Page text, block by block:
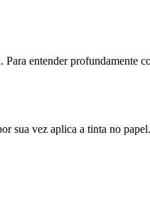
entender profundamente
sua vez aplica a tinta no